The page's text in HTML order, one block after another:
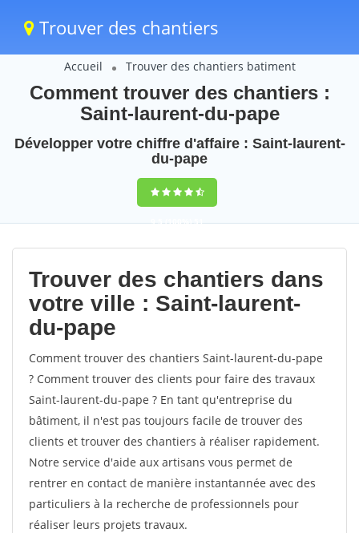
Trouver des chantiers
Accueil Trouver des chantiers batiment
Comment trouver des chantiers :
Saint-laurent-du-pape
Développer votre chiffre d'affaire : Saint-laurent-
du-pape
9,5(100%)51
votes
Trouver des chantiers dans
votre ville : Saint-laurent-
du-pape
Comment trouver des chantiers Saint-laurent-du-pape
? Comment trouver des clients pour faire des travaux
Saint-laurent-du-pape ? En tant qu'entreprise du
bâtiment, il n'est pas toujours facile de trouver des
clients et trouver des chantiers à réaliser rapidement.
Notre service d'aide aux artisans vous permet de
rentrer en contact de manière instantannée avec des
particuliers à la recherche de professionnels pour
réaliser leurs projets travaux.